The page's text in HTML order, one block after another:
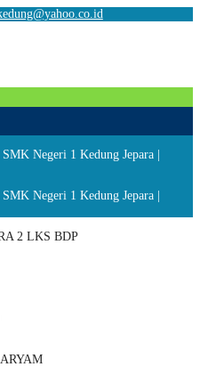
Negeri 1 Kedung Jepara |
Negeri 1 Kedung Jepara |
2 LKS BDP